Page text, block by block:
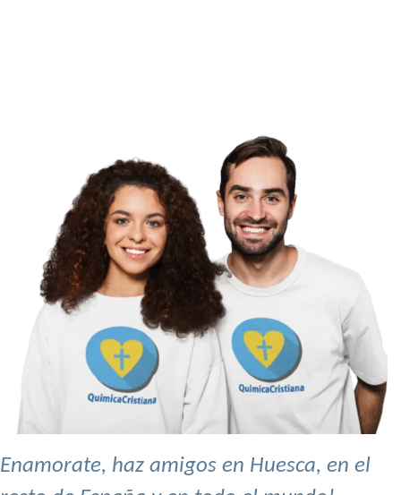
Enamorate, haz amigos en Huesca, en el